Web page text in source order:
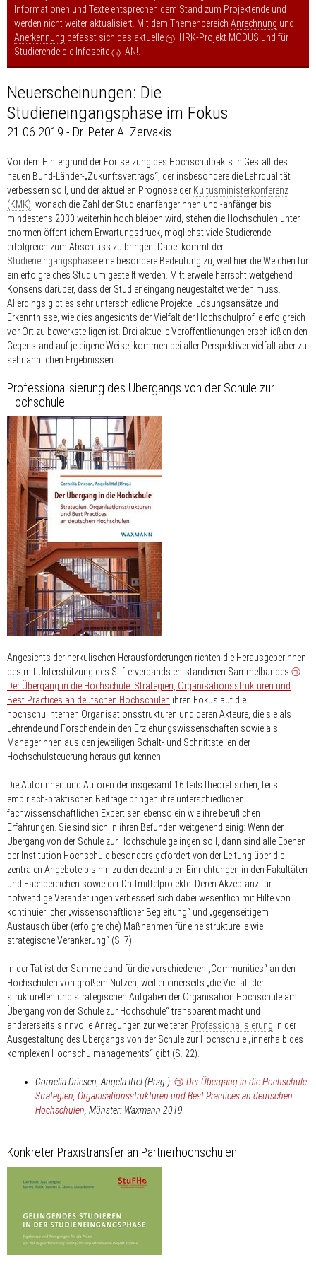
Informationen und Texte entsprechen dem Stand zum Projektende und
werden nicht weiter aktualisiert. Mit dem Themenbereich Anrechnung und
Anerkennung befasst sich das aktuelle HRK-Projekt MODUS und für
Studierende die Infoseite
AN!
Neuerscheinungen: Die
Studieneingangsphase im Fokus
21.06.2019 - Dr. Peter A. Zervakis
Vor dem Hintergrund der Fortsetzung des Hochschulpakts in Gestalt des
neuen Bund-Länder-„Zukunftsvertrags“, der insbesondere die Lehrqualität
verbessern soll, und der aktuellen Prognose der Kultusministerkonferenz
(KMK) , wonach die Zahl der Studienanfängerinnen und -anfänger bis
mindestens 2030 weiterhin hoch bleiben wird, stehen die Hochschulen unter
enormen öffentlichem Erwartungsdruck, möglichst viele Studierende
erfolgreich zum Abschluss zu bringen. Dabei kommt der
Studieneingangsphase eine besondere Bedeutung zu, weil hier die Weichen für
ein erfolgreiches Studium gestellt werden. Mittlerweile herrscht weitgehend
Konsens darüber, dass der Studieneingang neugestaltet werden muss.
Allerdings gibt es sehr unterschiedliche Projekte, Lösungsansätze und
Erkenntnisse, wie dies angesichts der Vielfalt der Hochschulprofile erfolgreich
vor Ort zu bewerkstelligen ist. Drei aktuelle Veröffentlichungen erschließen den
Gegenstand auf je eigene Weise, kommen bei aller Perspektivenvielfalt aber zu
sehr ähnlichen Ergebnissen.
Professionalisierung des Übergangs von der Schule zur
Hochschule
Angesichts der herkulischen Herausforderungen richten die Herausgeberinnen
des mit Unterstützung des Stifterverbands entstandenen Sammelbandes
Der Übergang in die Hochschule. Strategien, Organisationsstrukturen und
Best Practices an deutschen Hochschulen ihren Fokus auf die
hochschulinternen Organisationsstrukturen und deren Akteure, die sie als
Lehrende und Forschende in den Erziehungswissenschaften sowie als
Managerinnen aus den jeweiligen Schalt- und Schnittstellen der
Hochschulsteuerung heraus gut kennen.
Die Autorinnen und Autoren der insgesamt 16 teils theoretischen, teils
empirisch-praktischen Beiträge bringen ihre unterschiedlichen
fachwissenschaftlichen Expertisen ebenso ein wie ihre beruflichen
Erfahrungen. Sie sind sich in ihren Befunden weitgehend einig: Wenn der
Übergang von der Schule zur Hochschule gelingen soll, dann sind alle Ebenen
der Institution Hochschule besonders gefordert von der Leitung über die
zentralen Angebote bis hin zu den dezentralen Einrichtungen in den Fakultäten
und Fachbereichen sowie der Drittmittelprojekte. Deren Akzeptanz für
notwendige Veränderungen verbessert sich dabei wesentlich mit Hilfe von
kontinuierlicher „wissenschaftlicher Begleitung“ und „gegenseitigem
Austausch über (erfolgreiche) Maßnahmen für eine strukturelle wie
strategische Verankerung“ (S. 7).
In der Tat ist der Sammelband für die verschiedenen „Communities“ an den
Hochschulen von großem Nutzen, weil er einerseits „die Vielfalt der
strukturellen und strategischen Aufgaben der Organisation Hochschule am
Übergang von der Schule zur Hochschule“ transparent macht und
andererseits sinnvolle Anregungen zur weiteren Professionalisierung in der
Ausgestaltung des Übergangs von der Schule zur Hochschule „innerhalb des
komplexen Hochschulmanagements“ gibt (S. 22).
Cornelia Driesen, Angela Ittel (Hrsg.):
Der Übergang in die Hochschule.
Strategien, Organisationsstrukturen und Best Practices an deutschen
Hochschulen , Münster: Waxmann 2019
Konkreter Praxistransfer an Partnerhochschulen